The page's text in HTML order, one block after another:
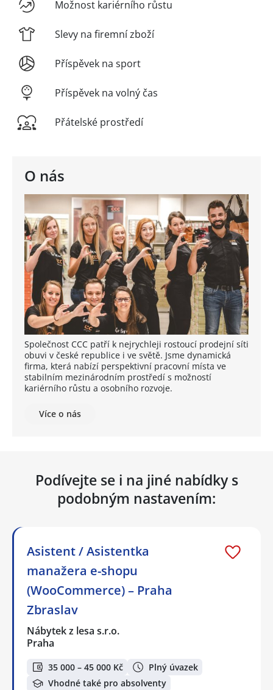
O nás
Společnost CCC patří k nejrychleji rostoucí prodejní síti
obuvi v české republice i ve světě. Jsme dynamická
firma, která nabízí perspektivní pracovní místa ve
stabilním mezinárodním prostředí s možností
kariérního růstu a osobního rozvoje.
Více o nás
Možnost kariérního růstu
Slevy na firemní zboží
Příspěvek na sport
Příspěvek na volný čas
Přátelské prostředí
Podívejte se i na jiné nabídky s
podobným nastavením:
Asistent / Asistentka
manažera e-shopu
(WooCommerce) – Praha
Zbraslav
Nábytek z lesa s.r.o.
Praha
35 000 – 45 000 Kč
Plný úvazek
Vhodné také pro absolventy